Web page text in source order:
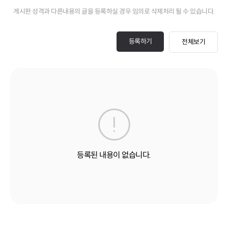
게시판 성격과 다른내용의 글을 등록하실 경우 임의로 삭제처리 될 수 있습니다.
등록하기 전체보기
등록된 내용이 없습니다.